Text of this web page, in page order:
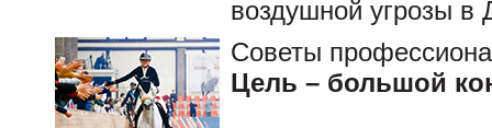
воздушной угрозы в
Советы
Цель – большой